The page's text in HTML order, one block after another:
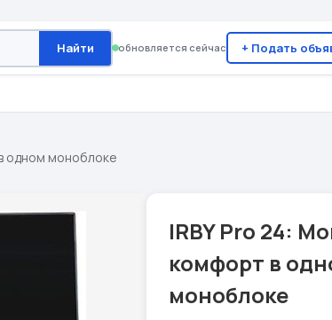
Найти обновляется сейчас + Подать
одном моноблоке
IRBY Pro 24:
комфорт в
моноблоке